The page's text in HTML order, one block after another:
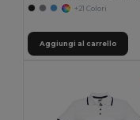
+21 Colori
Aggiungi al carrello